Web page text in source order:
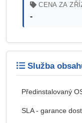
CENA ZA
-
Služba
Předinstalovaný
SLA - garance